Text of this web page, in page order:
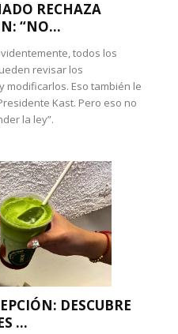
RECHAZA
“NO...
todos los
revisar los
modificarlos. Eso también le
Kast. Pero eso no
la ley”.
DESCUBRE
...